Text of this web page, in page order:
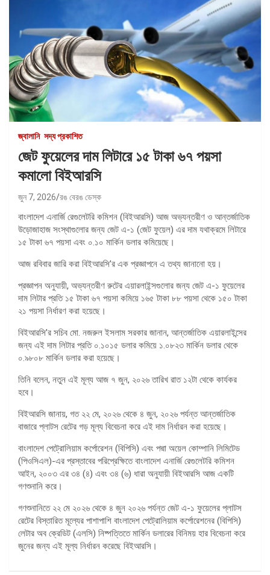
জ্বালানি সদ্য প্রকাশিত
জেট ফুয়েলের দাম লিটারে ১৫ টাকা ৬৭ পয়সা
কমালো বিইআরসি
জুন 7, 2026 রঙ বেরঙ ডেস্ক
বাংলাদেশ এনার্জি রেগুলেটরি কমিশন (বিইআরসি) আজ অভ্যন্তরীণ ও আন্তর্জাতিক
উড়োজাহাজ সংস্থাগুলোর জন্য জেট এ-১ (জেট ফুয়েল) এর দাম যথাক্রমে লিটারে
১৫ টাকা ৬৭ পয়সা এবং ০.১০ মার্কিন ডলার কমিয়েছে।
আজ রবিবার জারি করা বিইআরসি’র এক প্রজ্ঞাপনে এ তথ্য জানানো হয়।
প্রজ্ঞাপন অনুযায়ী, অভ্যন্তরীণ রুটের এয়ারলাইন্সগুলোর জন্য জেট এ-১ ফুয়েলের
দাম লিটার প্রতি ১৫ টাকা ৬৭ পয়সা কমিয়ে ১৬৫ টাকা ৮৮ পয়সা থেকে ১৫০ টাকা
২১ পয়সা নির্ধারণ করা হয়েছে।
বিইআরসি’র সচিব মো. নজরুল ইসলাম সরকার জানান, আন্তর্জাতিক এয়ারলাইন্সের
জন্য এই দাম লিটার প্রতি ০.১০১৫ ডলার কমিয়ে ১.০৮২৩ মার্কিন ডলার থেকে
০.৯৮০৮ মার্কিন ডলার করা হয়েছে।
তিনি বলেন, নতুন এই মূল্য আজ ৭ জুন, ২০২৬ তারিখ রাত ১২টা থেকে কার্যকর
হবে।
বিইআরসি জানায়, গত ২২ মে, ২০২৬ থেকে ৪ জুন, ২০২৬ পর্যন্ত আন্তর্জাতিক
বাজারে প্লাটস রেটের গড় মূল্য বিবেচনা করে এই দাম নির্ধারন করা হয়েছে।
বাংলাদেশ পেট্রোলিয়াম কর্পোরেশন (বিপিসি) এবং পদ্মা অয়েল কোম্পানি লিমিটেড
(পিওসিএল)-এর প্রস্তাবের পরিপ্রেক্ষিতে বাংলাদেশ এনার্জি রেগুলেটরি কমিশন
আইন, ২০০৩ এর ৩৪ (৪) এবং ৩৪ (৬) ধারা অনুযায়ী বিইআরসি আজ একটি
গণশুনানি করে।
গণশুনানিতে ২২ মে ২০২৬ থেকে ৪ জুন ২০২৬ পর্যন্ত জেট এ-১ ফুয়েলের প্লাটস
রেটের বিস্তারিত মূল্যের পাশাপাশি বাংলাদেশ পেট্রোলিয়াম কর্পোরেশনের (বিপিসি)
লেটার অব ক্রেডিট (এলসি) নিষ্পত্তিতে মার্কিন ডলারের বিনিময় হার বিবেচনা করে
জুনের জন্য এই মূল্য নির্ধারন করেছে বিইআরসি।